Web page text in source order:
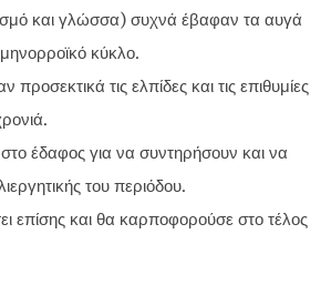
και γλώσσα) συχνά έβαφαν τα αυγά
κύκλο.
τις ελπίδες και τις επιθυμίες
έδαφος για να συντηρήσουν και να
του περιόδου.
επίσης και θα καρποφορούσε στο τέλος